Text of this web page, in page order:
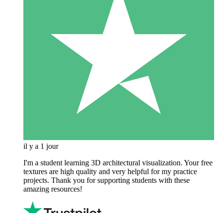
il y a 1 jour
I'm a student learning 3D architectural visualization. Your free
textures are high quality and very helpful for my practice
projects. Thank you for supporting students with these
amazing resources!